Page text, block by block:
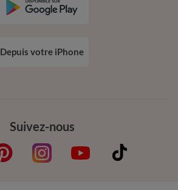
Suivez-nous
Depuis votre iPhone